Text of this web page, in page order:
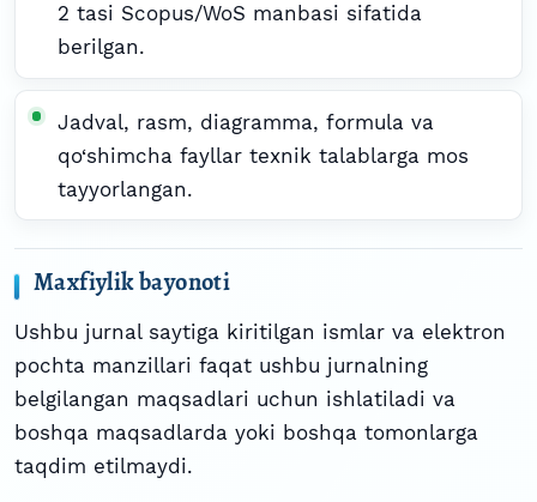
2 tasi Scopus/WoS manbasi sifatida
berilgan.
Jadval, rasm, diagramma, formula va
qo‘shimcha fayllar texnik talablarga mos
tayyorlangan.
Maxfiylik bayonoti
Ushbu jurnal saytiga kiritilgan ismlar va elektron
pochta manzillari faqat ushbu jurnalning
belgilangan maqsadlari uchun ishlatiladi va
boshqa maqsadlarda yoki boshqa tomonlarga
taqdim etilmaydi.